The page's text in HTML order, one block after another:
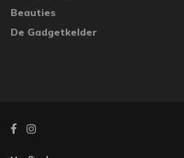
Beauties
De Gadgetkelder